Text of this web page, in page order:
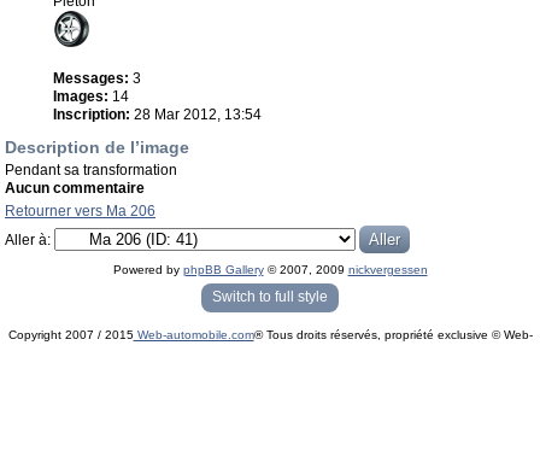
Messages: 3
Images: 14
Inscription: 28 Mar 2012, 13:54
Description de l’image
Pendant sa transformation
Aucun commentaire
Retourner vers Ma 206
Aller à:
Powered by phpBB Gallery© 2007, 2009 nickvergessen
« phpBB Gallery » - Traduction française par
darky
Switch to full style
Copyright 2007 / 2015Web-automobile.com® Tous droits réservés, propriété exclusive © Web-